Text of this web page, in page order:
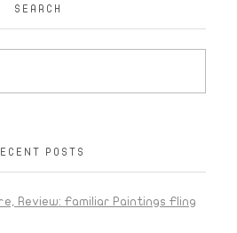
SEARCH
POSTS
Review: Familiar Paintings Fling